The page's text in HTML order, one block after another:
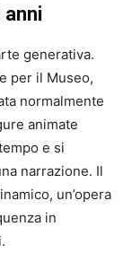
anni
generativa.
per il Museo,
normalmente
animate
e si
narrazione. Il
un’opera
in